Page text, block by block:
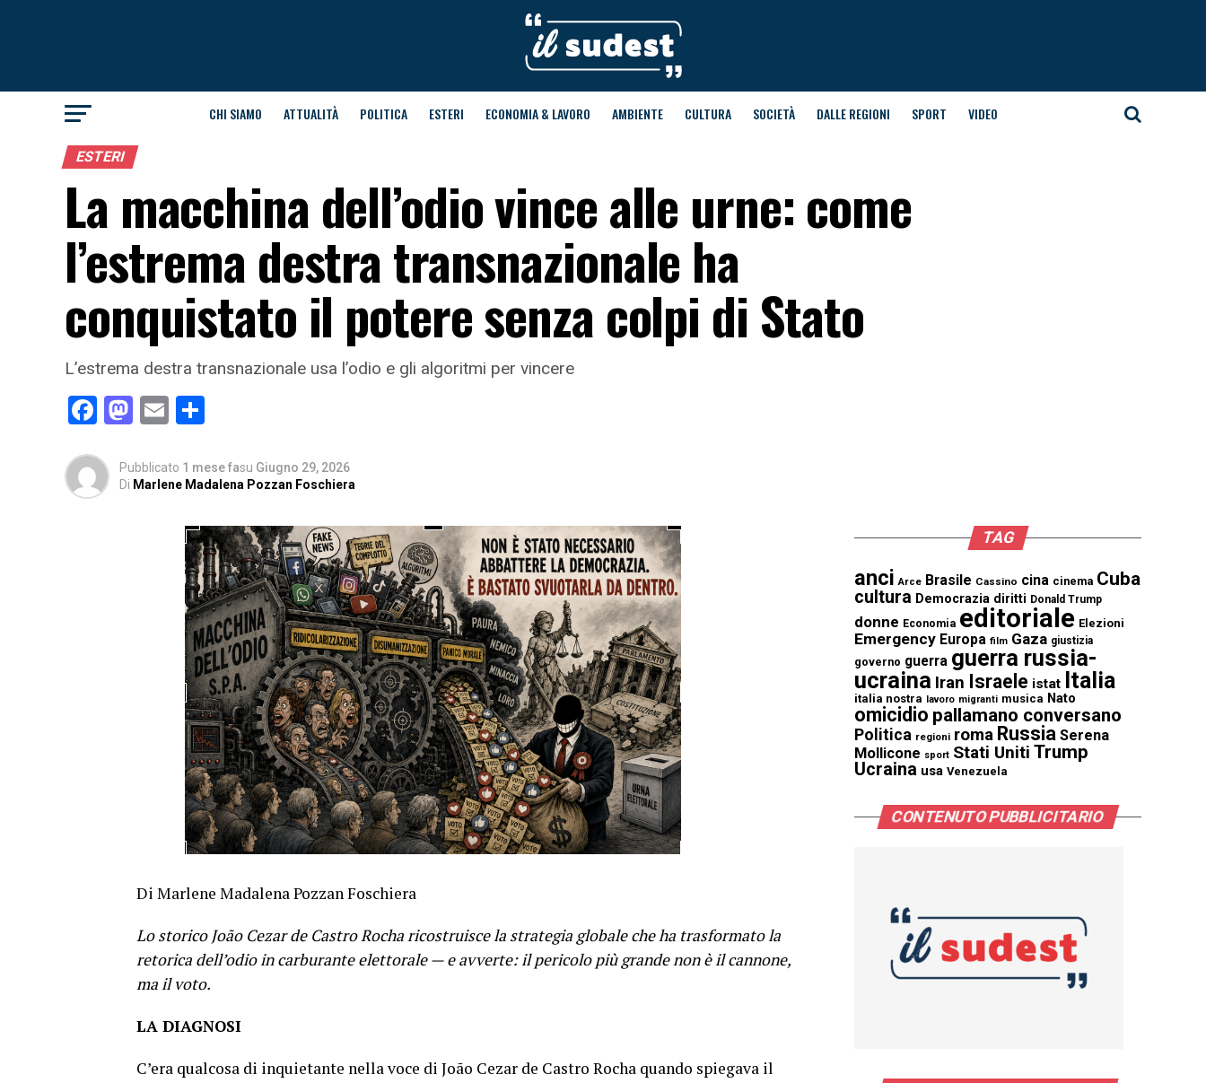
CHI SIAMO ATTUALITÀ POLITICA ESTERI ECONOMIA & LAVORO AMBIENTE CULTURA SOCIETÀ DALLE REGIONI SPORT VIDEO
ESTERI
La macchina dell’odio vince alle urne: come
l’estrema destra transnazionale ha
conquistato il potere senza colpi di Stato
L’estrema destra transnazionale usa l’odio e gli algoritmi per vincere
Facebook
Mastodon
Email
Pubblicato 1 mese fasu Giugno 29, 2026
Di Marlene Madalena Pozzan Foschiera
Di Marlene Madalena Pozzan Foschiera
Lo storico João Cezar de Castro Rocha ricostruisce la strategia globale che ha trasformato la
retorica dell’odio in carburante elettorale — e avverte: il pericolo più grande non è il cannone,
ma il voto.
LA DIAGNOSI
C’era qualcosa di inquietante nella voce di João Cezar de Castro Rocha quando spiegava il
TAG
anci Arce Brasile Cassino cina cinema Cuba
cultura Democrazia diritti Donald Trump
donne Economia editoriale Elezioni
Emergency Europa film Gaza giustizia
governo guerra guerra russia-
ucraina Iran Israele istat Italia
italia nostra lavoro migranti musica Nato
omicidio pallamano conversano
Politica regioni roma Russia Serena
Mollicone sport Stati Uniti Trump
Ucraina usa Venezuela
CONTENUTO PUBBLICITARIO